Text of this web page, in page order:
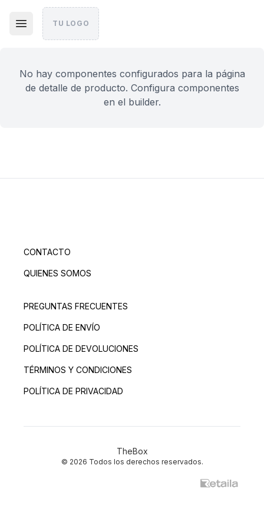
TU LOGO
No hay componentes configurados para la página
de detalle de producto. Configura componentes
en el builder.
CONTACTO
QUIENES SOMOS
PREGUNTAS FRECUENTES
POLÍTICA DE ENVÍO
POLÍTICA DE DEVOLUCIONES
TÉRMINOS Y CONDICIONES
POLÍTICA DE PRIVACIDAD
TheBox
© 2026 Todos los derechos reservados.